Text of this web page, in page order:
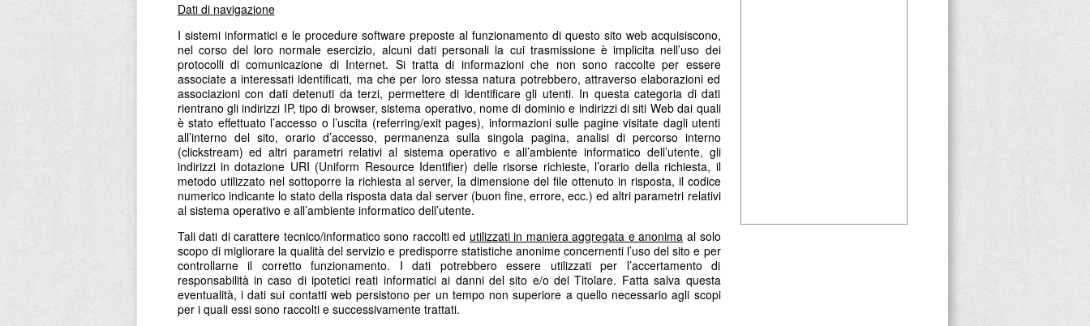
Dati di navigazione
I sistemi informatici e le procedure software preposte al funzionamento di questo sito web acquisiscono,
nel corso del loro normale esercizio, alcuni dati personali la cui trasmissione è implicita nell’uso dei
protocolli di comunicazione di Internet. Si tratta di informazioni che non sono raccolte per essere
associate a interessati identificati, ma che per loro stessa natura potrebbero, attraverso elaborazioni ed
associazioni con dati detenuti da terzi, permettere di identificare gli utenti. In questa categoria di dati
rientrano gli indirizzi IP, tipo di browser, sistema operativo, nome di dominio e indirizzi di siti Web dai quali
è stato effettuato l’accesso o l’uscita (referring/exit pages), informazioni sulle pagine visitate dagli utenti
all’interno del sito, orario d’accesso, permanenza sulla singola pagina, analisi di percorso interno
(clickstream) ed altri parametri relativi al sistema operativo e all’ambiente informatico dell’utente, gli
indirizzi in dotazione URI (Uniform Resource Identifier) delle risorse richieste, l’orario della richiesta, il
metodo utilizzato nel sottoporre la richiesta al server, la dimensione del file ottenuto in risposta, il codice
numerico indicante lo stato della risposta data dal server (buon fine, errore, ecc.) ed altri parametri relativi
al sistema operativo e all’ambiente informatico dell’utente.
Tali dati di carattere tecnico/informatico sono raccolti ed utilizzati in maniera aggregata e anonima al solo
scopo di migliorare la qualità del servizio e predisporre statistiche anonime concernenti l’uso del sito e per
controllarne il corretto funzionamento. I dati potrebbero essere utilizzati per l’accertamento di
responsabilità in caso di ipotetici reati informatici ai danni del sito e/o del Titolare. Fatta salva questa
eventualità, i dati sui contatti web persistono per un tempo non superiore a quello necessario agli scopi
per i quali essi sono raccolti e successivamente trattati.